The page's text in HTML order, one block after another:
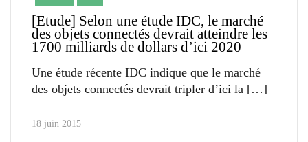
[Etude] Selon une étude IDC, le marché
des objets connectés devrait atteindre les
1700 milliards de dollars d’ici 2020
Une étude récente IDC indique que le marché
des objets connectés devrait tripler d’ici la
18 juin 2015